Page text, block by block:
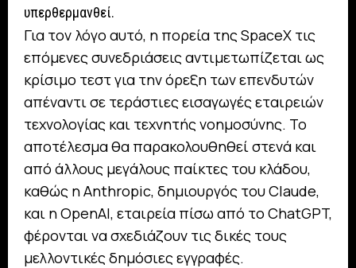
υπερθερμανθεί.
Για τον λόγο αυτό, η πορεία της SpaceX τις
επόμενες συνεδριάσεις αντιμετωπίζεται ως
κρίσιμο τεστ για την όρεξη των επενδυτών
απέναντι σε τεράστιες εισαγωγές εταιρειών
τεχνολογίας και τεχνητής νοημοσύνης. Το
αποτέλεσμα θα παρακολουθηθεί στενά και
από άλλους μεγάλους παίκτες του κλάδου,
καθώς η Anthropic, δημιουργός του Claude,
και η OpenAI, εταιρεία πίσω από το ChatGPT,
φέρονται να σχεδιάζουν τις δικές τους
μελλοντικές δημόσιες εγγραφές.